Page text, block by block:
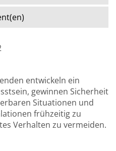
entwickeln ein
gewinnen Sicherheit
Situationen und
frühzeitig zu
Verhalten zu vermeiden.